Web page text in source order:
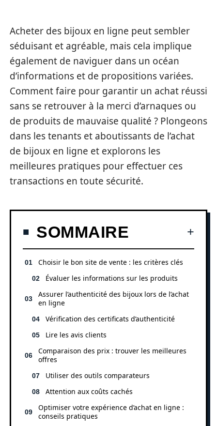
Acheter des bijoux en ligne peut sembler
séduisant et agréable, mais cela implique
également de naviguer dans un océan
d’informations et de propositions variées.
Comment faire pour garantir un achat réussi
sans se retrouver à la merci d’arnaques ou
de produits de mauvaise qualité ? Plongeons
dans les tenants et aboutissants de l’achat
de bijoux en ligne et explorons les
meilleures pratiques pour effectuer ces
transactions en toute sécurité.
SOMMAIRE
Choisir le bon site de vente : les critères clés
Évaluer les informations sur les produits
Assurer l’authenticité des bijoux lors de l’achat
en ligne
Vérification des certificats d’authenticité
Lire les avis clients
Comparaison des prix : trouver les meilleures
offres
Utiliser des outils comparateurs
Attention aux coûts cachés
Optimiser votre expérience d’achat en ligne :
conseils pratiques